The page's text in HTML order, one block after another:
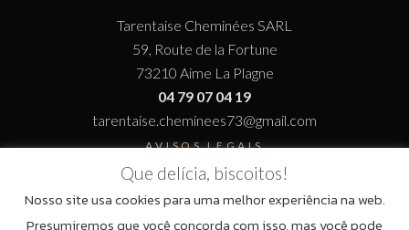
Tarentaise Cheminées SARL
59, Route de la Fortune
73210 Aime La Plagne
04 79 07 04 19
tarentaise.cheminees73@gmail.com
AVISOS LEGAIS
Que delícia, biscoitos!
Nosso site usa cookies para uma melhor experiência na web.
Presumiremos que você concorda com isso, mas você pode